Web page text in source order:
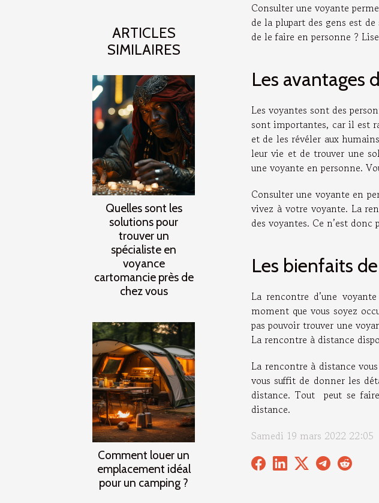
ARTICLES
SIMILAIRES
Quelles sont les
solutions pour
trouver un
spécialiste en
voyance
cartomancie près de
chez vous
Comment louer un
emplacement idéal
pour un camping ?
Consulter une voyante
de la plupart des gens est
de le faire en personne ?
Les avantages
Les voyantes sont des
sont importantes, car il est
et de les révéler aux
leur vie et de trouver une
une voyante en personne.
Consulter une voyante en
vivez à votre voyante. La
des voyantes. Ce n’est
Les bienfaits
La rencontre d’une
moment que vous soyez
pas pouvoir trouver une
La rencontre à distance
La rencontre à distance
vous suffit de donner les
distance. Tout peut se
distance.
Samedi 19 mars 2022 22:05